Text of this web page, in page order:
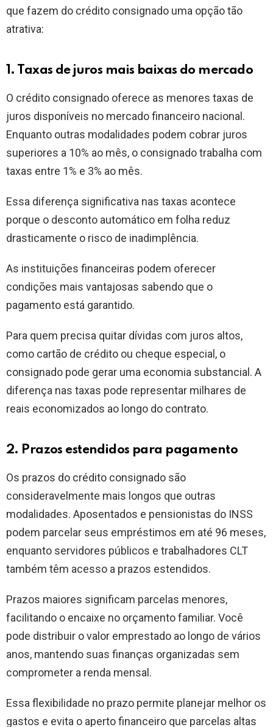
que fazem do crédito consignado uma opção tão
atrativa:
1. Taxas de juros mais baixas do mercado
O crédito consignado oferece as menores taxas de
juros disponíveis no mercado financeiro nacional.
Enquanto outras modalidades podem cobrar juros
superiores a 10% ao mês, o consignado trabalha com
taxas entre 1% e 3% ao mês.
Essa diferença significativa nas taxas acontece
porque o desconto automático em folha reduz
drasticamente o risco de inadimplência.
As instituições financeiras podem oferecer
condições mais vantajosas sabendo que o
pagamento está garantido.
Para quem precisa quitar dívidas com juros altos,
como cartão de crédito ou cheque especial, o
consignado pode gerar uma economia substancial. A
diferença nas taxas pode representar milhares de
reais economizados ao longo do contrato.
2. Prazos estendidos para pagamento
Os prazos do crédito consignado são
consideravelmente mais longos que outras
modalidades. Aposentados e pensionistas do INSS
podem parcelar seus empréstimos em até 96 meses,
enquanto servidores públicos e trabalhadores CLT
também têm acesso a prazos estendidos.
Prazos maiores significam parcelas menores,
facilitando o encaixe no orçamento familiar. Você
pode distribuir o valor emprestado ao longo de vários
anos, mantendo suas finanças organizadas sem
comprometer a renda mensal.
Essa flexibilidade no prazo permite planejar melhor os
gastos e evita o aperto financeiro que parcelas altas